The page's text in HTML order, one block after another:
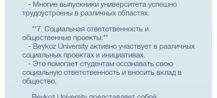
- Многие выпускники университета успешно
трудоустроены в различных областях.
**7. Социальная ответственность и
общественные проекты:**
- Beykoz University активно участвует в различных
социальных проектах и инициативах.
- Это помогает студентам осознавать свою
социальную ответственность и вносить вклад в
общество.